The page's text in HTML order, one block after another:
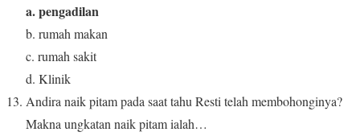
a. pengadilan
b. rumah makan
c. rumah sakit
d. Klinik
Andira naik pitam pada saat tahu Resti telah membohonginya?
Makna ungkatan naik pitam ialah…